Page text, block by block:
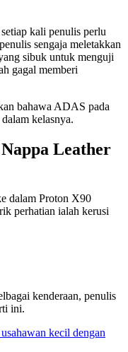
kali penulis perlu
sengaja meletakkan
sibuk untuk menguji
gagal memberi
bahawa ADAS pada
kelasnya.
Leather
dalam Proton X90
perhatian ialah kerusi
kenderaan, penulis
ini.
kecil dengan